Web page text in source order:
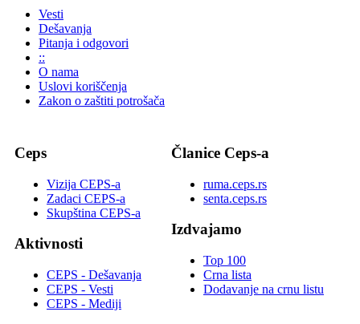
Vesti
Dešavanja
Pitanja i odgovori
::
O nama
Uslovi koriščenja
Zakon o zaštiti potrošača
Ceps
Vizija CEPS-a
Zadaci CEPS-a
Skupština CEPS-a
Aktivnosti
CEPS - Dešavanja
CEPS - Vesti
CEPS - Mediji
Članice Ceps-a
ruma.ceps.rs
senta.ceps.rs
Izdvajamo
Top 100
Crna lista
Dodavanje na crnu listu